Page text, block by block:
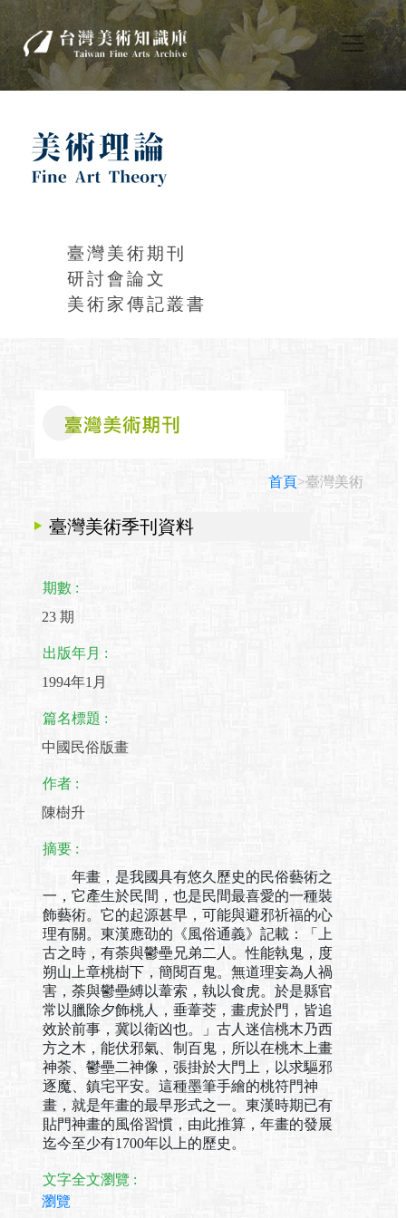
臺灣美術期刊
研討會論文
美術家傳記叢書
首頁>臺灣美術
臺灣美術季刊資料
期數 :
23 期
出版年月 :
1994年1月
篇名標題 :
中國民俗版畫
作者 :
陳樹升
摘要 :
年畫，是我國具有悠久歷史的民俗藝術之
一，它產生於民間，也是民間最喜愛的一種裝
飾藝術。它的起源甚早，可能與避邪祈福的心
理有關。東漢應劭的《風俗通義》記載：「上
古之時，有荼與鬱壘兄弟二人。性能執鬼，度
朔山上章桃樹下，簡閱百鬼。無道理妄為人禍
害，荼與鬱壘縛以葦索，執以食虎。於是縣官
常以臘除夕飾桃人，垂葦茭，畫虎於門，皆追
效於前事，冀以衛凶也。」古人迷信桃木乃西
方之木，能伏邪氣、制百鬼，所以在桃木上畫
神荼、鬱壘二神像，張掛於大門上，以求驅邪
逐魔、鎮宅平安。這種墨筆手繪的桃符門神
畫，就是年畫的最早形式之一。東漢時期已有
貼門神畫的風俗習慣，由此推算，年畫的發展
迄今至少有1700年以上的歷史。
文字全文瀏覽 :
瀏覽